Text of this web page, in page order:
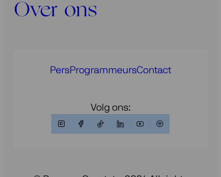
Over ons
PersProgrammeursContact
Volg ons: